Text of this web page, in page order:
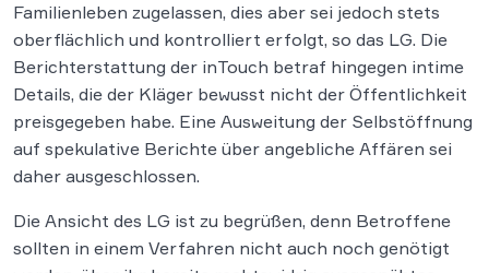
Familienleben zugelassen, dies aber sei jedoch stets
oberflächlich und kontrolliert erfolgt, so das LG. Die
Berichterstattung der inTouch betraf hingegen intime
Details, die der Kläger bewusst nicht der Öffentlichkeit
preisgegeben habe. Eine Ausweitung der Selbstöffnung
auf spekulative Berichte über angebliche Affären sei
daher ausgeschlossen.
Die Ansicht des LG ist zu begrüßen, denn Betroffene
sollten in einem Verfahren nicht auch noch genötigt